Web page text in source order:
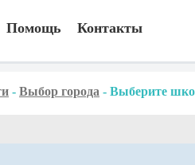
Помощь Контакты
- Выбор города - Выберите